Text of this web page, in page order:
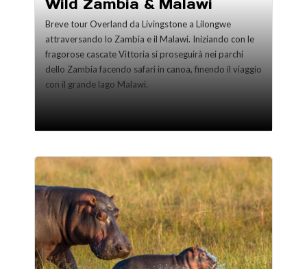
Wild Zambia & Malawi
Breve tour Overland da Livingstone a Lilongwe
attraversando lo Zambia e il Malawi. Iniziando con le
fragorose cascate Vittoria si proseguirà nei parchi
dello Zambia facendo safari in canoa, finendo il viaggio
con il grande lago Malawi.